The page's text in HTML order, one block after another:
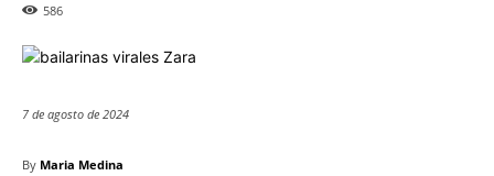
586
7 de agosto de 2024
By Maria Medina